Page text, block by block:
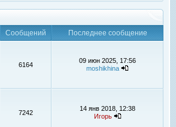
Сообщений
Последнее сообщение
6164
09 июн 2025, 17:56
moshikhina
7242
14 янв 2018, 12:38
Игорь